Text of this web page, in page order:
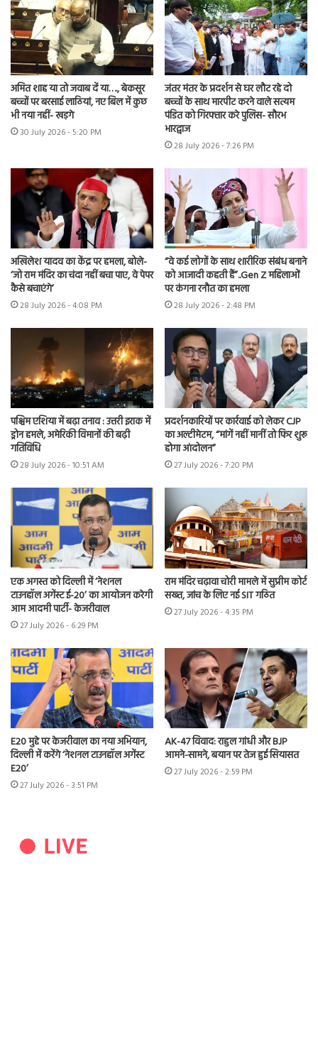
अमित शाह या तो जवाब दें या…., बेकसूर
बच्चों पर बरसाई लाठियां, नए बिल में कुछ
भी नया नहीं- खड़गे
30 July 2026 - 5:20 PM
जंतर मंतर के प्रदर्शन से घर लौट रहे दो
बच्चों के साथ मारपीट करने वाले सत्यम
पंडित को गिरफ्तार करे पुलिस- सौरभ
भारद्वाज
28 July 2026 - 7:26 PM
अखिलेश यादव का केंद्र पर हमला, बोले-
‘जो राम मंदिर का चंदा नहीं बचा पाए, वे पेपर
कैसे बचाएंगे’
28 July 2026 - 4:08 PM
“वे कई लोगों के साथ शारीरिक संबंध बनाने
को आजादी कहती हैं”..Gen Z महिलाओं
पर कंगना रनौत का हमला
28 July 2026 - 2:48 PM
पश्चिम एशिया में बढ़ा तनाव : उत्तरी इराक में
ड्रोन हमले, अमेरिकी विमानों की बढ़ी
गतिविधि
28 July 2026 - 10:51 AM
प्रदर्शनकारियों पर कार्रवाई को लेकर CJP
का अल्टीमेटम, “मांगें नहीं मानीं तो फिर शुरू
होगा आंदोलन”
27 July 2026 - 7:20 PM
एक अगस्त को दिल्ली में ‘नेशनल
टाउनहॉल अगेंस्ट ई-20’ का आयोजन करेगी
आम आदमी पार्टी- केजरीवाल
27 July 2026 - 6:29 PM
राम मंदिर चढ़ावा चोरी मामले में सुप्रीम कोर्ट
सख्त, जांच के लिए नई SIT गठित
27 July 2026 - 4:35 PM
E20 मुद्दे पर केजरीवाल का नया अभियान,
दिल्ली में करेंगे ‘नेशनल टाउनहॉल अगेंस्ट
E20’
27 July 2026 - 3:51 PM
AK-47 विवाद: राहुल गांधी और BJP
आमने-सामने, बयान पर तेज हुई सियासत
27 July 2026 - 2:59 PM